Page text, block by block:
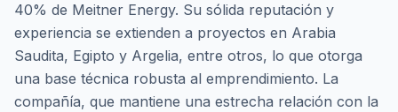
40% de Meitner Energy. Su sólida reputación y
experiencia se extienden a proyectos en Arabia
Saudita, Egipto y Argelia, entre otros, lo que otorga
una base técnica robusta al emprendimiento. La
compañía, que mantiene una estrecha relación con la